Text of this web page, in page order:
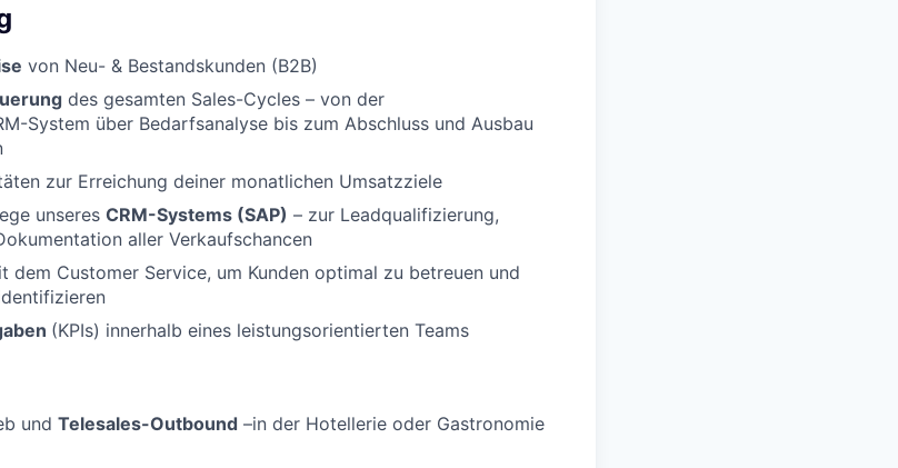
von Neu- & Bestandskunden (B2B)
des gesamten Sales-Cycles – von der
System über Bedarfsanalyse bis zum Abschluss und Ausbau
zur Erreichung deiner monatlichen Umsatzziele
unseres CRM-Systems (SAP) – zur Leadqualifizierung,
aller Verkaufschancen
dem Customer Service, um Kunden optimal zu betreuen und
(KPIs) innerhalb eines leistungsorientierten Teams
und Telesales-Outbound –in der Hotellerie oder Gastronomie